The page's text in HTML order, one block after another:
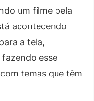
um filme pela
acontecendo
a tela,
esse
temas que têm